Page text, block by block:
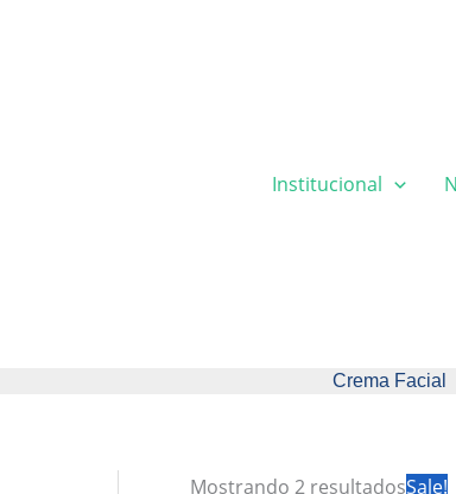
Institucional
Crema Facial
Mostrando 2 resultadosSale!